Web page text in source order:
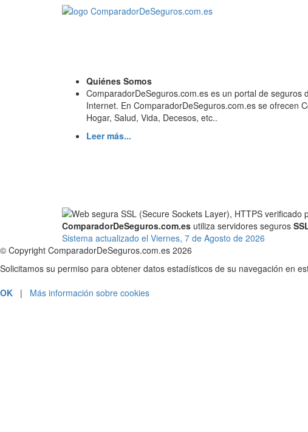
Quiénes Somos
ComparadorDeSeguros.com.es es un portal de
Internet. En ComparadorDeSeguros.com.es se ofrecen
Hogar, Salud, Vida, Decesos, etc..
Leer más...
ComparadorDeSeguros.com.es utiliza servidores seguros
Sistema actualizado el Viernes, 7 de Agosto de 2026
© Copyright ComparadorDeSeguros.com.es 2026
Solicitamos su permiso para obtener datos estadísticos de su navegación en
OK | Más información sobre cookies